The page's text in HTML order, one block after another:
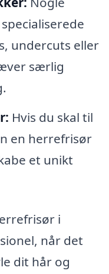
undercuts eller
særlig
Hvis du skal til
en herrefrisør
et unikt
i
når det
dit hår og